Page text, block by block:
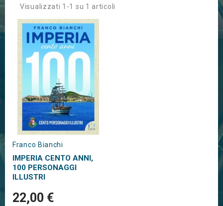
Visualizzati 1-1 su 1 articoli
Franco Bianchi
IMPERIA CENTO ANNI,
100 PERSONAGGI
ILLUSTRI
22,00 €